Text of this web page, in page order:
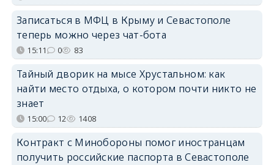
Записаться в МФЦ в Крыму и Севастополе
теперь можно через чат-бота
15:11 0 83
Тайный дворик на мысе Хрустальном: как
найти место отдыха, о котором почти никто не
знает
15:00 12 1408
Контракт с Минобороны помог иностранцам
получить российские паспорта в Севастополе